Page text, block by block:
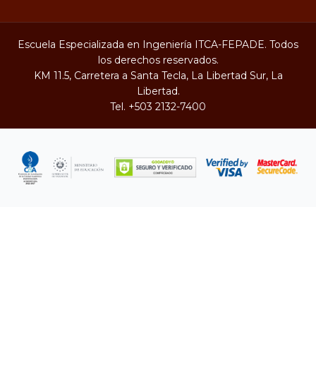
Escuela Especializada en Ingeniería ITCA-FEPADE. Todos
los derechos reservados.
KM 11.5, Carretera a Santa Tecla, La Libertad Sur, La
Libertad.
Tel. +503 2132-7400